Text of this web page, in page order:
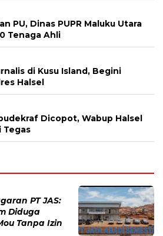
PU, Dinas PUPR Maluku Utara
Tenaga Ahli
di Kusu Island, Begini
Halsel
Dicopot, Wabup Halsel
Tegas
PT JAS:
Diduga
Tanpa Izin